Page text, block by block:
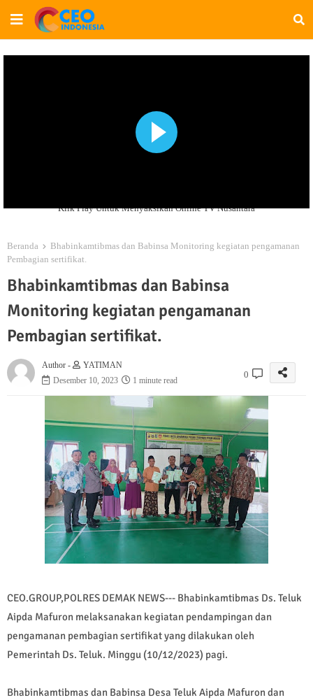
Klik Play Untuk Menyaksikan Online TV Nusantara
Beranda
Bhabinkamtibmas dan Babinsa Monitoring kegiatan pengamanan
Pembagian sertifikat.
Bhabinkamtibmas dan Babinsa
Monitoring kegiatan pengamanan
Pembagian sertifikat.
Author -
YATIMAN
Desember 10, 2023
1 minute read
0
CEO.GROUP,POLRES DEMAK NEWS--- Bhabinkamtibmas Ds. Teluk
Aipda Mafuron melaksanakan kegiatan pendampingan dan
pengamanan pembagian sertifikat yang dilakukan oleh
Pemerintah Ds. Teluk. Minggu (10/12/2023) pagi.
Bhabinkamtibmas dan Babinsa Desa Teluk Aipda Mafuron dan